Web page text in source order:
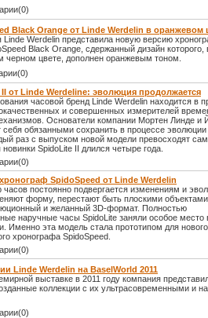
Black Orange от Linde Werdelin в оранжевом
Linde Werdelin представила новую версию
Black Orange, сдержанный дизайн
черном цвете, дополнен оранжевым тоном.
от Linde Werdeline: эволюция продолжается
часовой бренд Linde Werdelin находится в
и совершенных измерителей
Основатели компании Мортен Линде и
себя обязанными сохранить в процессе эволюции
раз с выпуском новой модели превосходят
SpidoLite II длился четыре года.
SpidoSpeed от Linde Werdelin
постоянно подвергается изменениям и
форму, перестают быть плоскими
и желанный 3D-формат. Полностью
наручные часы SpidoLite заняли особое место
Именно эта модель стала прототипом для нового
хронографа SpidoSpeed.
Linde Werdelin на BaselWorld 2011
выставке в 2011 году компания
коллекции с их ультрасовременными и